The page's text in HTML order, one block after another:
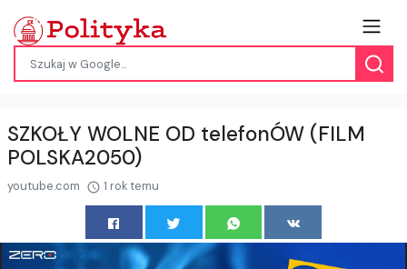
SZKOŁY WOLNE OD telefonÓW (FILM
POLSKA2050)
youtube.com 1 rok temu